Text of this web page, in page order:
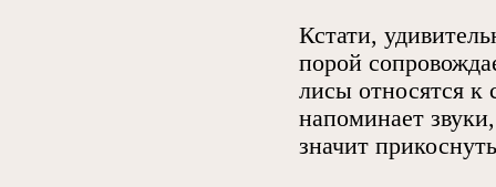
Кстати,
порой
лисы относятся к
напоминает
значит